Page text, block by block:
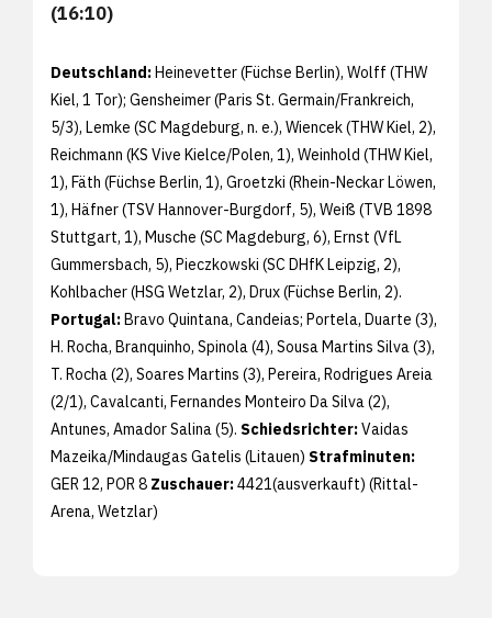
(16:10)
Deutschland:Heinevetter (Füchse Berlin), Wolff (THW
Kiel, 1 Tor); Gensheimer (Paris St. Germain/Frankreich,
5/3), Lemke (SC Magdeburg, n. e.), Wiencek (THW Kiel, 2),
Reichmann (KS Vive Kielce/Polen, 1), Weinhold (THW Kiel,
1), Fäth (Füchse Berlin, 1), Groetzki (Rhein-Neckar Löwen,
1), Häfner (TSV Hannover-Burgdorf, 5), Weiß (TVB 1898
Stuttgart, 1), Musche (SC Magdeburg, 6), Ernst (VfL
Gummersbach, 5), Pieczkowski (SC DHfK Leipzig, 2),
Kohlbacher (HSG Wetzlar, 2), Drux (Füchse Berlin, 2).
Portugal:Bravo Quintana, Candeias; Portela, Duarte (3),
H. Rocha, Branquinho, Spinola (4), Sousa Martins Silva (3),
T. Rocha (2), Soares Martins (3), Pereira, Rodrigues Areia
(2/1), Cavalcanti, Fernandes Monteiro Da Silva (2),
Antunes, Amador Salina (5). Schiedsrichter:Vaidas
Mazeika/Mindaugas Gatelis (Litauen) Strafminuten:
GER 12, POR 8 Zuschauer:4421(ausverkauft) (Rittal-
Arena, Wetzlar)